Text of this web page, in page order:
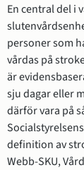
En central del i
personer som
vårdas på
är
sju dagar eller
därför vara på
definition av
Webb-SKU,